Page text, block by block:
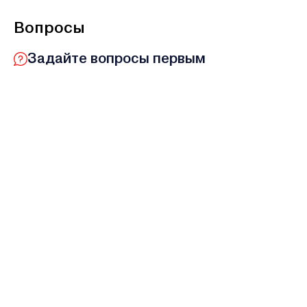
Вопросы
Задайте вопросы первым